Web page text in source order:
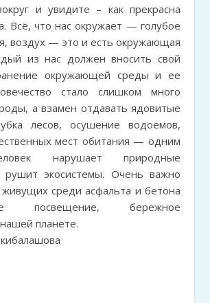
и увидите – как прекрасна
Всё, что нас окружает — голубое
воздух — это и есть окружающая
из нас должен вносить свой
окружающей среды и ее
стало слишком много
а взамен отдавать ядовитые
лесов, осушение водоемов,
мест обитания — одним
нарушает природные
рушит экосистемы. Очень важно
живущих среди асфальта и бетона
посвещение, бережное
планете.